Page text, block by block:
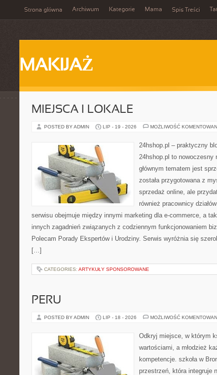
Strona główna Archiwum Kategorie Mama Spis Treści
MAKIJAŻ
MIEJSCA I LOKALE
POSTED BY ADMIN LIP - 19 - 2026 MOŻLIWOŚĆ
24hshop.pl – praktyczny
24hshop.pl to nowoczesny
głównym tematem jest
została przygotowana z
sprzedaż online, ale
również pracownicy
serwisu obejmuje między innymi marketing dla e-commerce, a
innych zagadnień związanych z codziennym funkcjonowaniem
Polecam Porady Ekspertów i Urodziny. Serwis wyróżnia się
[…]
CATEGORIES: ARTYKUŁY SPONSOROWANE
PERU
POSTED BY ADMIN LIP - 18 - 2026 MOŻLIWOŚĆ
Odkryj miejsce, w którym
wartościami, a młodzież
kompetencje. szkoła w
przestrzeń, która integruje